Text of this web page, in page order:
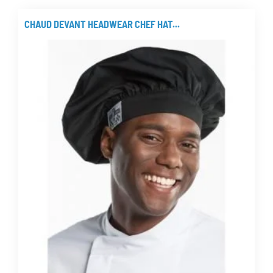
meerdere
variaties.
Deze
optie
kan
gekozen
worden
op
productpagina
CHAUD DEVANT HEADWEAR CHEF HAT...